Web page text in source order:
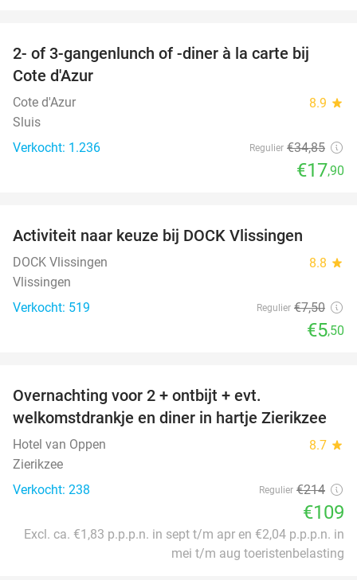
49%
2- of 3-gangenlunch of -diner à la carte bij
Cote d'Azur
Cote d'Azur 8.9 star
Sluis
Verkocht: 1.236
Regulier €34,85
€17,90
Activiteit naar keuze bij DOCK Vlissingen
DOCK Vlissingen 8.8 star
Vlissingen
Verkocht: 519
Regulier €7,50
€5,50
Overnachting voor 2 + ontbijt + evt.
welkomstdrankje en diner in hartje Zierikzee
Hotel van Oppen 8.7 star
Zierikzee
Verkocht: 238
Regulier €214
€109
Excl. ca. €1,83 p.p.p.n. in sept t/m apr en €2,04 p.p.p.n. in
mei t/m aug toeristenbelasting